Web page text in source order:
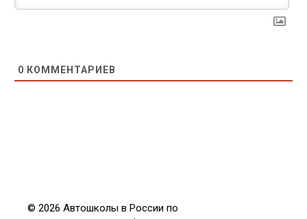
0 КОММЕНТАРИЕВ
© 2026 Автошколы в России по